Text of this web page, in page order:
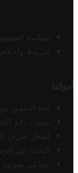
سياسة
شروط وأحكام
أدواتنا
أداة التحقق
محول رقم
أسعار صرف
البحث عن
محاكي ضريبة